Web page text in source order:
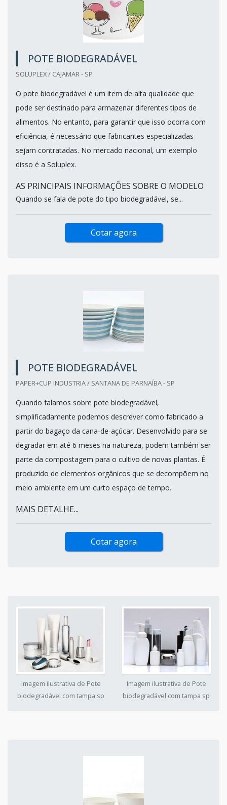
POTE BIODEGRADÁVEL
SOLUPLEX / CAJAMAR - SP
O pote biodegradável é um item de alta qualidade que
pode ser destinado para armazenar diferentes tipos de
alimentos. No entanto, para garantir que isso ocorra com
eficiência, é necessário que fabricantes especializadas
sejam contratadas. No mercado nacional, um exemplo
disso é a Soluplex.
AS PRINCIPAIS INFORMAÇÕES SOBRE O MODELO
Quando se fala de pote do tipo biodegradável, se...
Cotar agora
POTE BIODEGRADÁVEL
PAPER+CUP INDUSTRIA / SANTANA DE PARNAÍBA - SP
Quando falamos sobre pote biodegradável,
simplificadamente podemos descrever como fabricado a
partir do bagaço da cana-de-açúcar. Desenvolvido para se
degradar em até 6 meses na natureza, podem também ser
parte da compostagem para o cultivo de novas plantas. É
produzido de elementos orgânicos que se decompõem no
meio ambiente em um curto espaço de tempo.
MAIS DETALHE...
Cotar agora
Imagem ilustrativa de Pote
biodegradável com tampa sp
Imagem ilustrativa de Pote
biodegradável com tampa sp